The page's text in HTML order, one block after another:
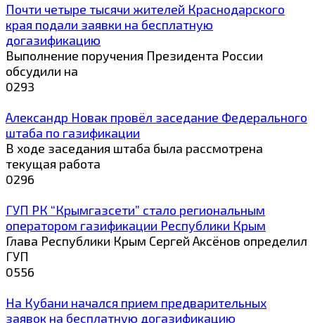
Почти четыре тысячи жителей Краснодарского
края подали заявки на бесплатную
догазификацию
Выполнение поручения Президента России
обсудили на
0293
Александр Новак провёл заседание Федерального
штаба по газификации
В ходе заседания штаба была рассмотрена
текущая работа
0296
ГУП РК “Крымгазсети” стало региональным
оператором газификации Республики Крым
Глава Республики Крым Сергей Аксёнов определил
ГУП
0556
На Кубани начался прием предварительных
заявок на бесплатную догазификацию